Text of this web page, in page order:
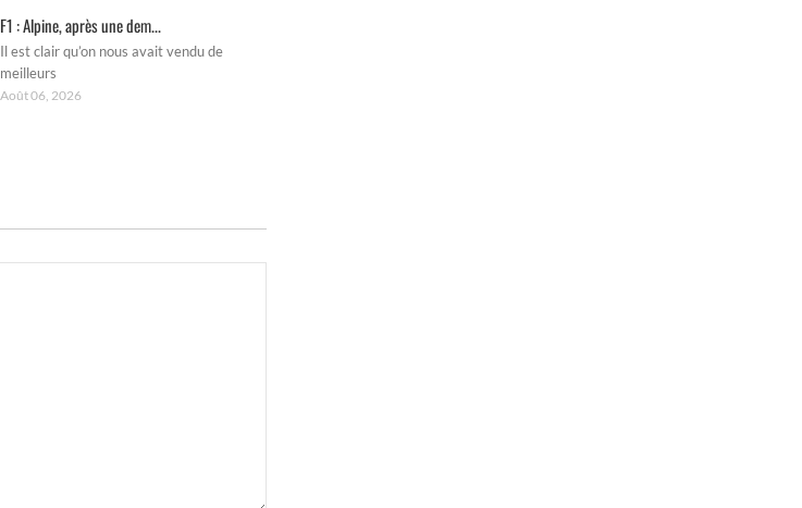
F1 : Alpine, après une dem...
Il est clair qu’on nous avait vendu de
meilleurs
Août 06, 2026